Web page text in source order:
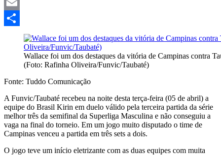
Mastodon
Email
Wallace foi um dos destaques da vitória de Campinas contra
(Foto: Rafinha Oliveira/Funvic/Taubaté)
Fonte: Tuddo Comunicação
A Funvic/Taubaté recebeu na noite desta terça-feira (05 de abril) a
equipe do Brasil Kirin em duelo válido pela terceira partida da série
melhor três da semifinal da Superliga Masculina e não conseguiu a
vaga na final do torneio. Em um jogo muito disputado o time de
Campinas venceu a partida em três sets a dois.
O jogo teve um início eletrizante com as duas equipes com muita